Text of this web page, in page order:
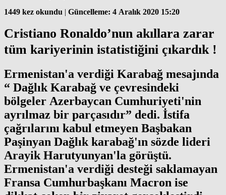
1449 kez okundu | Güncelleme: 4 Aralık 2020 15:20
Cristiano Ronaldo’nun akıllara zarar
tüm kariyerinin istatistiğini çıkardık !
Ermenistan'a verdiği Karabağ mesajında
“ Dağlık Karabağ ve çevresindeki
bölgeler Azerbaycan Cumhuriyeti'nin
ayrılmaz bir parçasıdır” dedi. İstifa
çağrılarını kabul etmeyen Başbakan
Paşinyan Dağlık karabağ'ın sözde lideri
Arayik Harutyunyan'la görüştü.
Ermenistan'a verdiği desteği saklamayan
Fransa Cumhurbaşkanı Macron ise